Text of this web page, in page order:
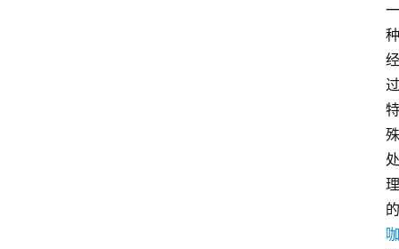
一
种
经
过
特
殊
处
理
的
咖